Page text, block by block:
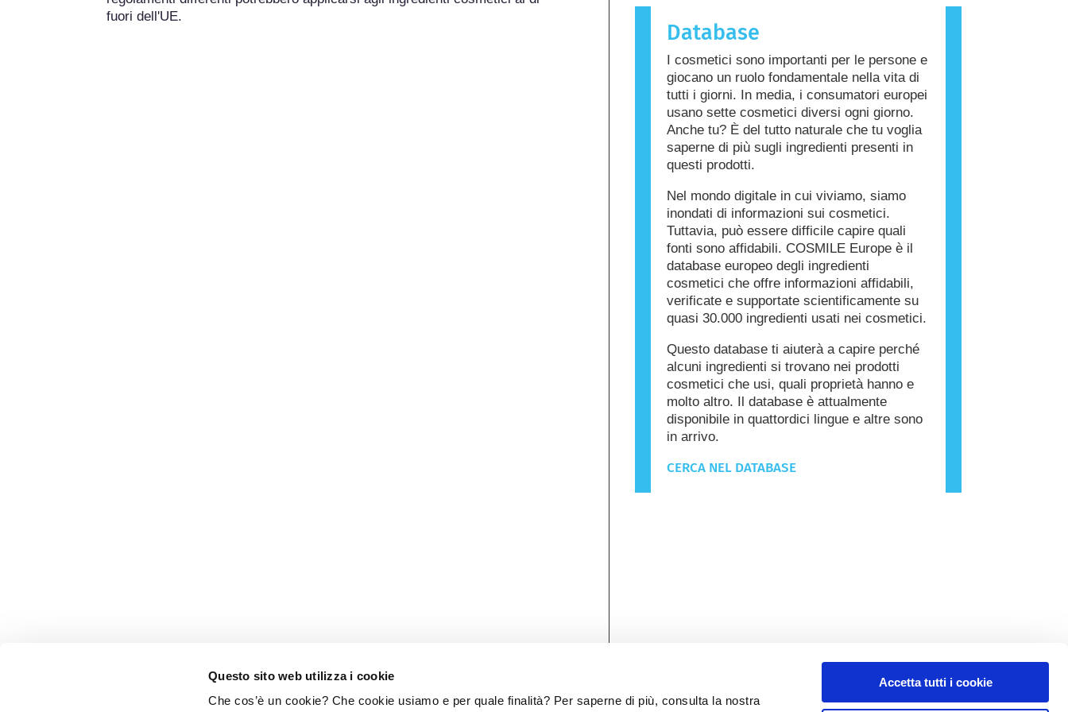
Questo sito web utilizza i cookie
Che cos’è un cookie? Che cookie usiamo e per quale finalità? Per saperne di più, consulta la nostra
Accetta tutti i cookie
fuori dell'UE.
sostanza che provoca una reazione allergica è
chiamata allergene. Cosmetici e prodotti per la
ingredienti che potrebbero risultare allergenici
per alcune persone. Ciò non significa che il
prodotto non sia sicuro da utilizzare per gli
altri.
Database
I cosmetici sono importanti per le persone e
giocano un ruolo fondamentale nella vita di
tutti i giorni. In media, i consumatori europei
usano sette cosmetici diversi ogni giorno.
Anche tu? È del tutto naturale che tu voglia
saperne di più sugli ingredienti presenti in
questi prodotti.
Nel mondo digitale in cui viviamo, siamo
inondati di informazioni sui cosmetici.
Tuttavia, può essere difficile capire quali
fonti sono affidabili. COSMILE Europe è il
database europeo degli ingredienti
cosmetici che offre informazioni affidabili,
verificate e supportate scientificamente su
quasi 30.000 ingredienti usati nei cosmetici.
Questo database ti aiuterà a capire perché
alcuni ingredienti si trovano nei prodotti
cosmetici che usi, quali proprietà hanno e
molto altro. Il database è attualmente
disponibile in quattordici lingue e altre sono
in arrivo.
CERCA NEL DATABASE